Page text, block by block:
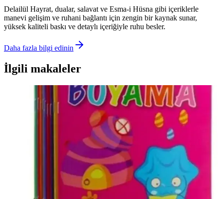
Delailül Hayrat, dualar, salavat ve Esma-i Hüsna gibi içeriklerle
manevi gelişim ve ruhani bağlantı için zengin bir kaynak sunar,
yüksek kaliteli baskı ve detaylı içeriğiyle ruhu besler.
Daha fazla bilgi edinin
İlgili makaleler